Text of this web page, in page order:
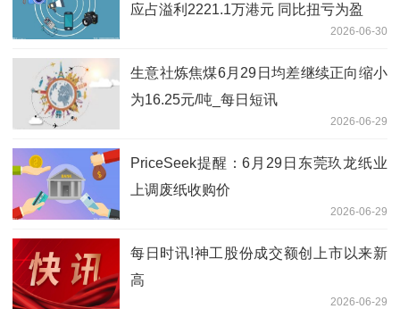
应占溢利2221.1万港元 同比扭亏为盈
2026-06-30
生意社炼焦煤6月29日均差继续正向缩小
为16.25元/吨_每日短讯
2026-06-29
PriceSeek提醒：6月29日东莞玖龙纸业
上调废纸收购价
2026-06-29
每日时讯!神工股份成交额创上市以来新
高
2026-06-29